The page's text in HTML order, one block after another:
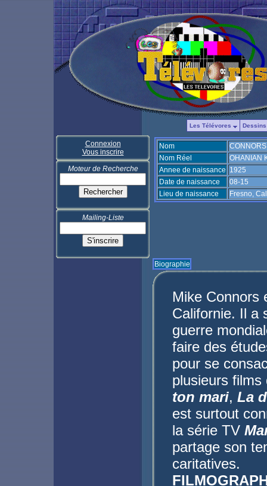
Les Télévores
Connexion
Vous inscrire
Moteur de Recherche
Mailing-Liste
Nom
Nom Réel
OHANIAN
Annee de naissance 1925
Date de naissance
08-15
Lieu de naissance
Fresno,
Biographie
Mike Connors
Californie. Il a
guerre
faire des
pour se
plusieurs
ton mari, La
est surtout
la série TV
partage son
caritatives.